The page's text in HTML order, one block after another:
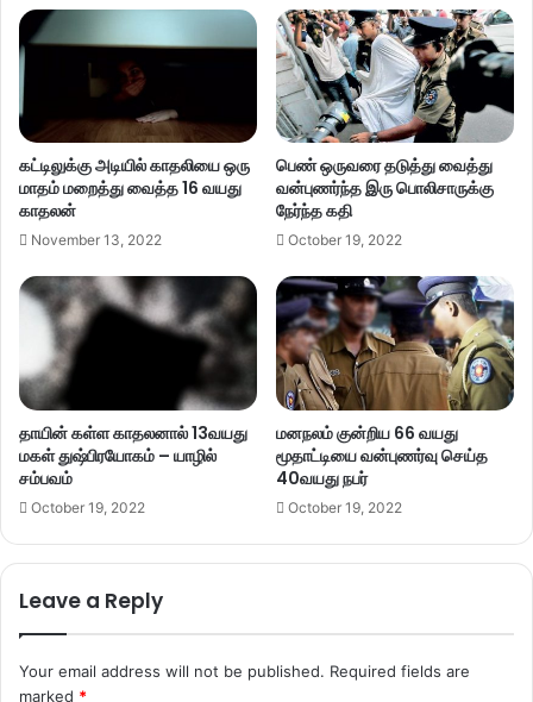
கட்டிலுக்கு அடியில் காதலியை ஒரு
மாதம் மறைத்து வைத்த 16 வயது
காதலன்
November 13, 2022
பெண் ஒருவரை தடுத்து வைத்து
வன்புணர்ந்த இரு பொலிசாருக்கு
நேர்ந்த கதி
October 19, 2022
தாயின் கள்ள காதலனால் 13வயது
மகள் துஷ்பிரயோகம் – யாழில்
சம்பவம்
October 19, 2022
மனநலம் குன்றிய 66 வயது
மூதாட்டியை வன்புணர்வு செய்த
40வயது நபர்
October 19, 2022
Leave a Reply
Your email address will not be published. Required fields are
marked *